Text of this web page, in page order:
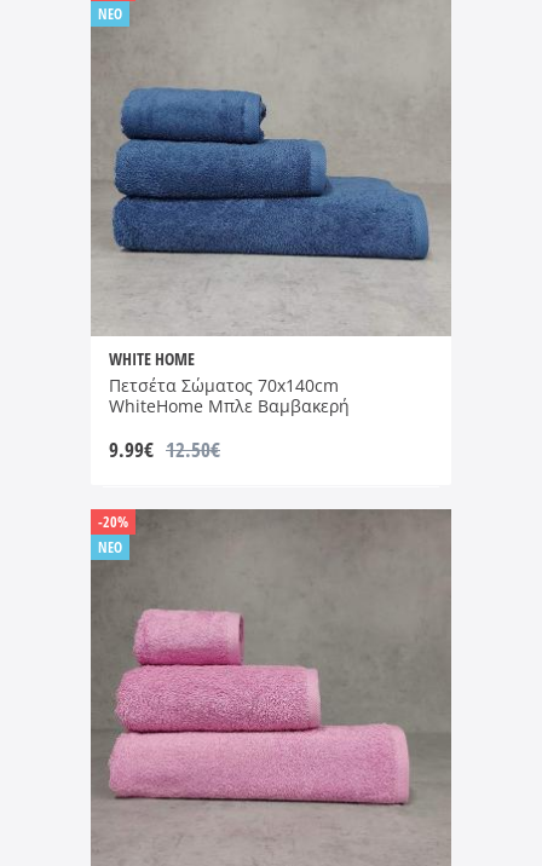
WHITE HOME
Πετσέτα Σώματος 70x140cm
WhiteHome Μπλε Βαμβακερή
9.99€ 12.50€
NEO
-20%
NEO